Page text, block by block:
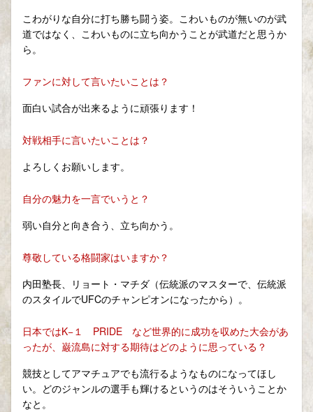
こわがりな自分に打ち勝ち闘う姿。こわいものが無いのが武
道ではなく、こわいものに立ち向かうことが武道だと思うか
ら。
ファンに対して言いたいことは？
面白い試合が出来るように頑張ります！
対戦相手に言いたいことは？
よろしくお願いします。
自分の魅力を一言でいうと？
弱い自分と向き合う、立ち向かう。
尊敬している格闘家はいますか？
内田塾長、リョート・マチダ（伝統派のマスターで、伝統派
のスタイルでUFCのチャンピオンになったから）。
日本ではK−１ PRIDE など世界的に成功を収めた大会があ
ったが、巌流島に対する期待はどのように思っている？
競技としてアマチュアでも流行るようなものになってほし
い。どのジャンルの選手も輝けるというのはそういうことか
なと。